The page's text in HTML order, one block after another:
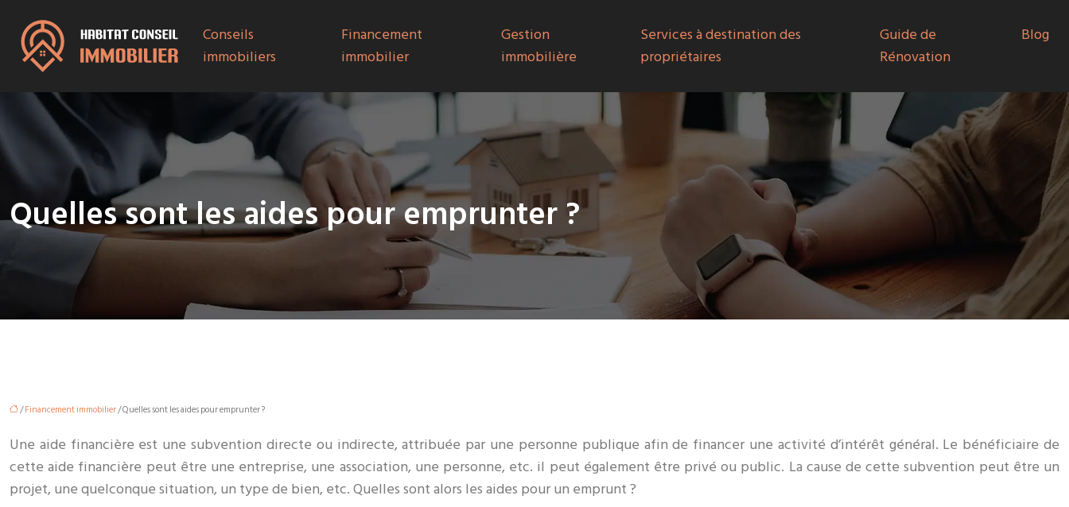
Conseils
immobiliers
Financement
immobilier
Gestion
immobilière
Services à destination des
propriétaires
Guide de
Rénovation
Blog
Quelles sont les aides pour emprunter ?
/Financement immobilier/ Quelles sont les aides pour emprunter ?
Une aide financière est une subvention directe ou indirecte, attribuée par une personne publique afin de financer une activité d’intérêt général. Le bénéficiaire de
cette aide financière peut être une entreprise, une association, une personne, etc. il peut également être privé ou public. La cause de cette subvention peut être un
projet, une quelconque situation, un type de bien, etc. Quelles sont alors les aides pour un emprunt ?